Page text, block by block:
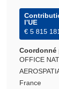
l’UE
€ 5 815
Coordonné
OFFICE
France